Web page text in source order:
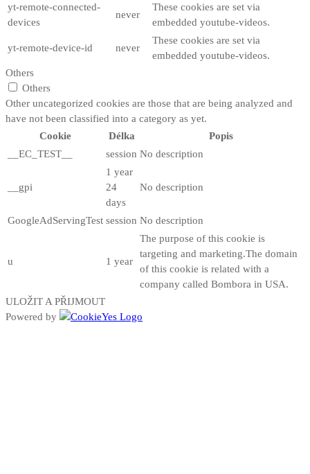
yt-remote-connected-
devices
never
These cookies are set via
embedded youtube-videos.
yt-remote-device-id never
These cookies are set via
embedded youtube-videos.
Others
Others
Other uncategorized cookies are those that are being analyzed and
have not been classified into a category as yet.
Cookie
Délka
Popis
__EC_TEST__
session No description
__gpi
1 year
24
days
No description
GoogleAdServingTest session No description
u 1 year
The purpose of this cookie is
targeting and marketing.The domain
of this cookie is related with a
company called Bombora in USA.
ULOŽIT A PŘIJMOUT
Powered by